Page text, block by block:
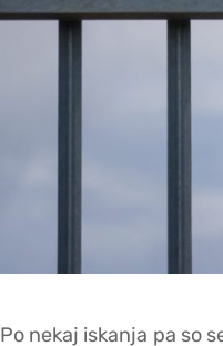
Po nekaj iskanja pa so